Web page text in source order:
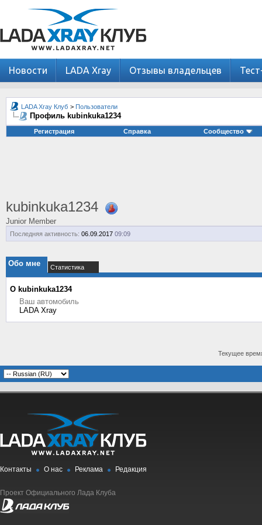
Новости LADA Xray Отзывы владельцев
LADA Xray Клуб > Пользователи
Профиль kubinkuka1234
Регистрация Справка Сообщество
kubinkuka1234
Junior Member
Последняя активность: 06.09.2017 09:09
Обо мне Статистика
О kubinkuka1234
Ваш автомобиль
LADA Xray
Текущее
Контакты О нас Реклама Редакция
Проект Официального Лада Клуба